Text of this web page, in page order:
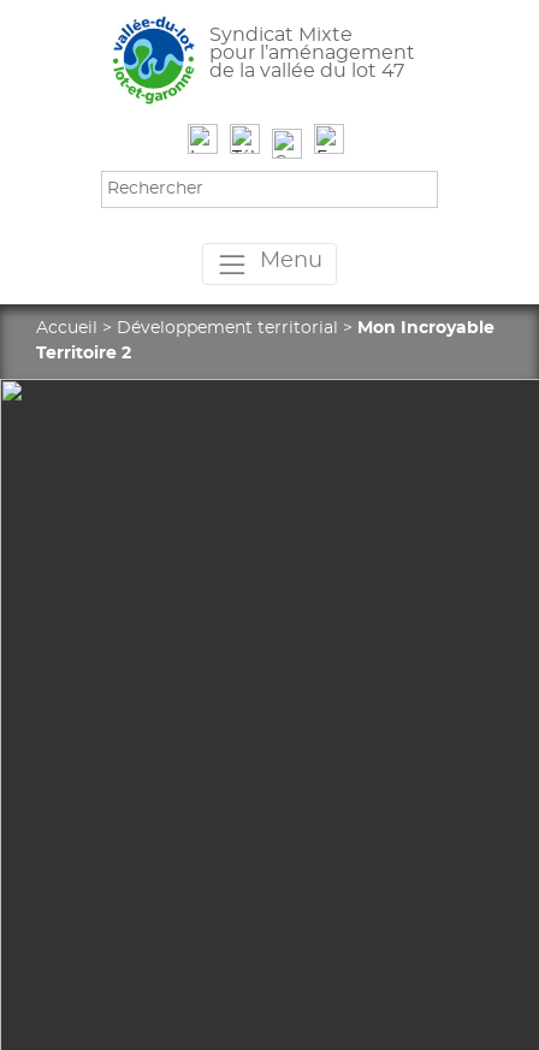
Syndicat Mixte
pour l’aménagement
de la vallée du lot 47
Menu
Accueil > Développement territorial > Mon Incroyable
Territoire 2